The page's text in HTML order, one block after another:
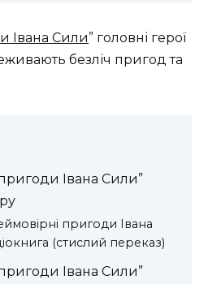
Івана Сили” головні герої
безліч пригод та
Івана Сили”
пригоди Івана
(стислий переказ)
Івана Сили”